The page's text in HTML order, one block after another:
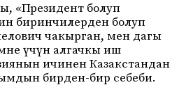
«Президент болуп
биринчилерден болуп
чакырган, мен дагы
үчүн алгачкы иш
ичинен Казакстандан
бирден-бир себеби.